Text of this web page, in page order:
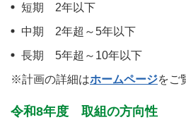
短期 2年以下
中期 2年超～5年以下
長期 5年超～10年以下
※計画の詳細はホームページをご
令和8年度 取組の方向性